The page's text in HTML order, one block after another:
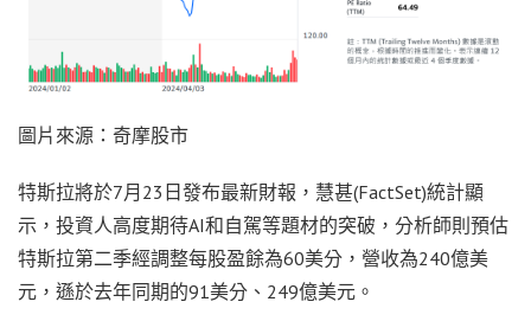
圖片來源：奇摩股市
特斯拉將於7月23日發布最新財報，慧甚(FactSet)統計顯
示，投資人高度期待AI和自駕等題材的突破，分析師則預估
特斯拉第二季經調整每股盈餘為60美分，營收為240億美
元，遜於去年同期的91美分、249億美元。